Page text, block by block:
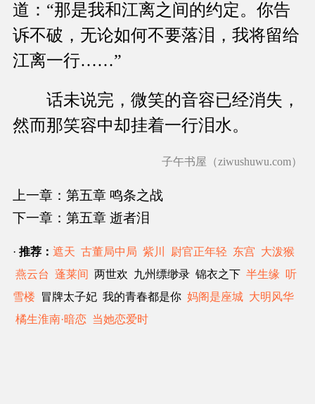
道：“那是我和江离之间的约定。你告
诉不破，无论如何不要落泪，我将留给
江离一行……”
话未说完，微笑的音容已经消失，
然而那笑容中却挂着一行泪水。
子午书屋（ziwushuwu.com）
上一章：第五章 鸣条之战
下一章：第五章 逝者泪
· 推荐： 遮天 古董局中局 紫川 尉官正年轻 东宫 大泼猴
燕云台 蓬莱间 两世欢 九州缥缈录 锦衣之下 半生缘 听
雪楼 冒牌太子妃 我的青春都是你 妈阁是座城 大明风华
橘生淮南·暗恋 当她恋爱时